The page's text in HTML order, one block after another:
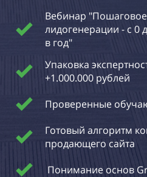
Вебинар
лидогенерации - с 0
в год"
Упаковка
+1.000.000 рублей
Проверенные
Готовый алгоритм
продающего сайта
Понимание основ